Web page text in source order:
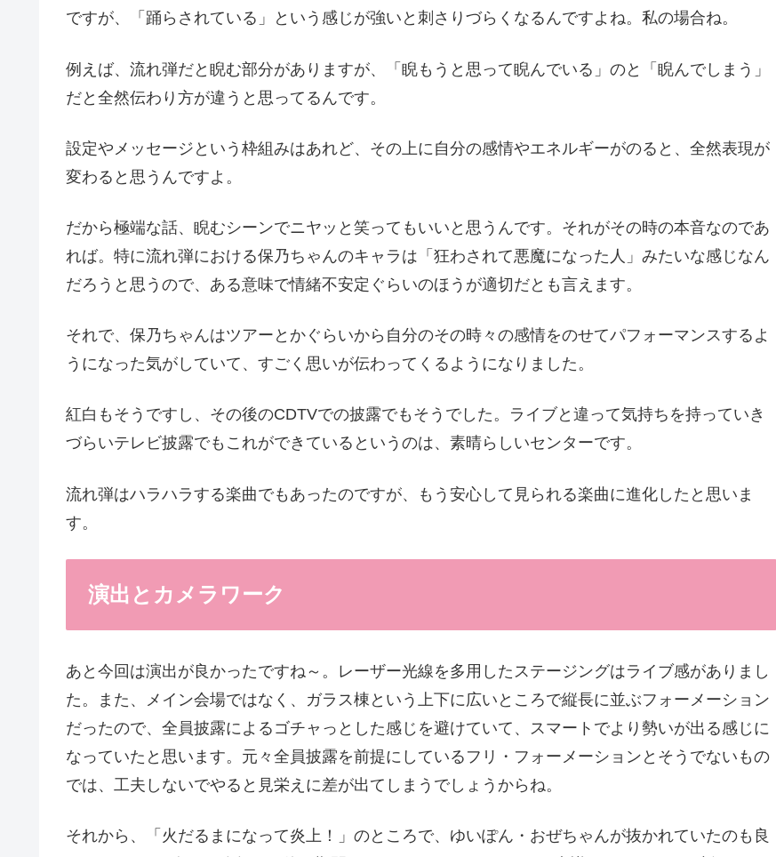
ですが、「踊らされている」という感じが強いと刺さりづらくなるんですよね。私の場合ね。
例えば、流れ弾だと睨む部分がありますが、「睨もうと思って睨んでいる」のと「睨んでしまう」
だと全然伝わり方が違うと思ってるんです。
設定やメッセージという枠組みはあれど、その上に自分の感情やエネルギーがのると、全然表現が
変わると思うんですよ。
だから極端な話、睨むシーンでニヤッと笑ってもいいと思うんです。それがその時の本音なのであ
れば。特に流れ弾における保乃ちゃんのキャラは「狂わされて悪魔になった人」みたいな感じなん
だろうと思うので、ある意味で情緒不安定ぐらいのほうが適切だとも言えます。
それで、保乃ちゃんはツアーとかぐらいから自分のその時々の感情をのせてパフォーマンスするよ
うになった気がしていて、すごく思いが伝わってくるようになりました。
紅白もそうですし、その後のCDTVでの披露でもそうでした。ライブと違って気持ちを持っていき
づらいテレビ披露でもこれができているというのは、素晴らしいセンターです。
流れ弾はハラハラする楽曲でもあったのですが、もう安心して見られる楽曲に進化したと思いま
す。
演出とカメラワーク
あと今回は演出が良かったですね～。レーザー光線を多用したステージングはライブ感がありまし
た。また、メイン会場ではなく、ガラス棟という上下に広いところで縦長に並ぶフォーメーション
だったので、全員披露によるゴチャっとした感じを避けていて、スマートでより勢いが出る感じに
なっていたと思います。元々全員披露を前提にしているフリ・フォーメーションとそうでないもの
では、工夫しないでやると見栄えに差が出てしまうでしょうからね。
それから、「火だるまになって炎上！」のところで、ゆいぽん・おぜちゃんが抜かれていたのも良